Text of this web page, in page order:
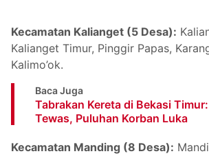
Kecamatan Kalianget (5 Desa):
Kalianget Timur, Pinggir Papas,
Kalimo’ok.
Baca Juga
Tabrakan Kereta di Bekasi
Tewas, Puluhan Korban Luka
Kecamatan Manding (8 Desa):